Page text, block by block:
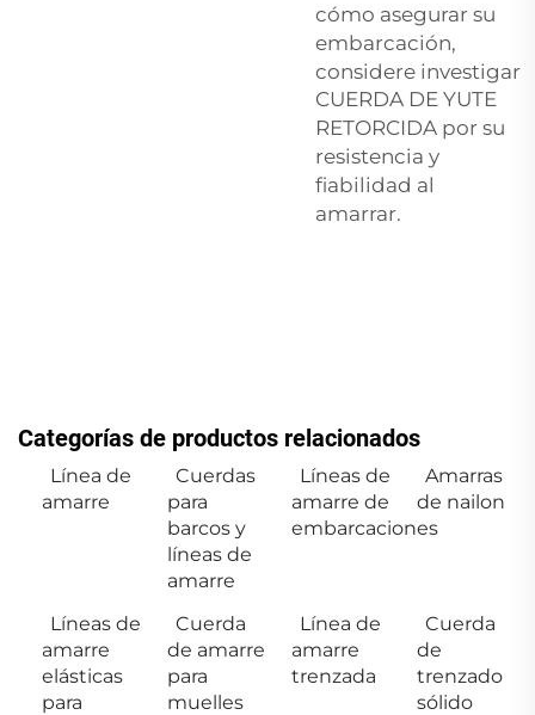
cómo asegurar su
embarcación,
considere investigar
CUERDA DE YUTE
RETORCIDA por su
resistencia y
fiabilidad al
amarrar.
Categorías de productos relacionados
Línea de
amarre
Cuerdas
para
barcos y
líneas de
amarre
Líneas de
amarre de
embarcaciones
Amarras
de nailon
Líneas de
amarre
elásticas
para
Cuerda
de amarre
para
muelles
Línea de
amarre
trenzada
Cuerda
de
trenzado
sólido